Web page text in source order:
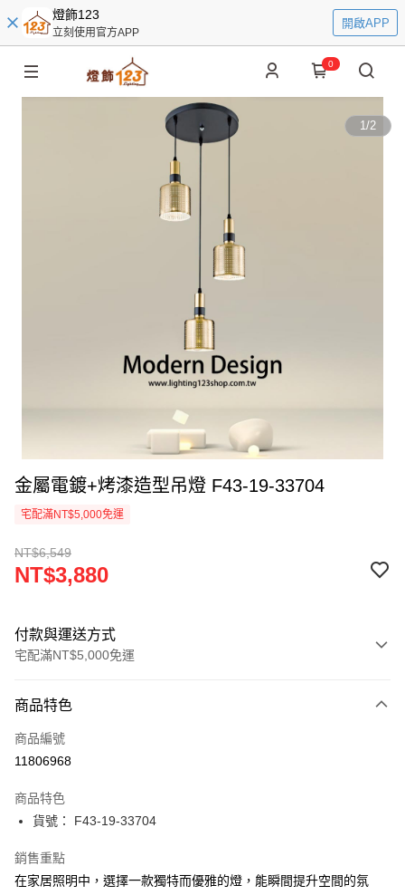
燈飾123
立刻使用官方APP
開啟APP
0
1/2
金屬電鍍+烤漆造型吊燈 F43-19-33704
宅配滿NT$5,000免運
NT$6,549
NT$3,880
付款與運送方式
宅配滿NT$5,000免運
信用卡一次付款
LINE Pay
街口支付
悠遊付
Google Pay
商品特色
商品編號
11806968
商品特色
貨號： F43-19-33704
銷售重點
在家居照明中，選擇一款獨特而優雅的燈，能瞬間提升空間的氛